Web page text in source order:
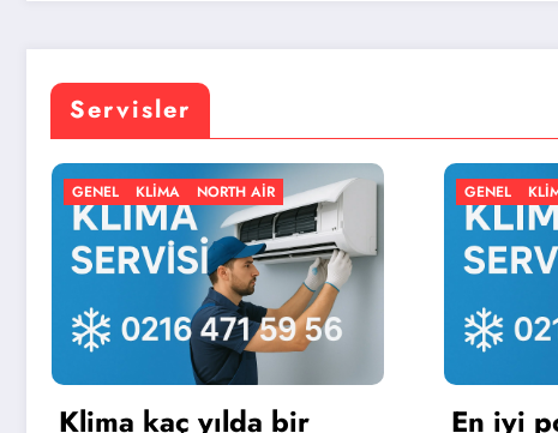
Servisler
bir
GENEL KLIMA NORTH AIR
En iyi portatif klima